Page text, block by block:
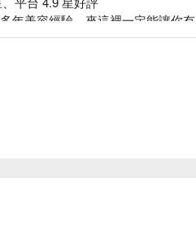
年美容經驗，來這裡一定能讓你有
號出口，步行 4 分鐘就到，交通超